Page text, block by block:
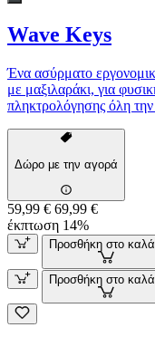
Wave Keys
Ένα ασύρματο
με μαξιλαράκι, για
πληκτρολόγησης όλη
Δώρο με την αγορά
59,99 € 69,99 €
έκπτωση 14%
Προσθήκη στο
Προσθήκη στο